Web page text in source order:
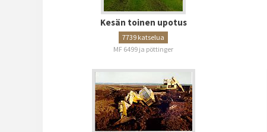
Kesän toinen upotus
7739 katselua
MF 6499 ja pöttinger